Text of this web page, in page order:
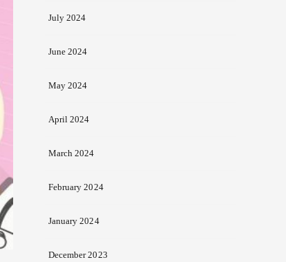
July 2024
June 2024
May 2024
April 2024
March 2024
February 2024
January 2024
December 2023